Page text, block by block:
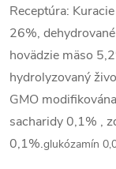
Receptúra:
26%,
hovädzie mäso
hydrolyzovaný
GMO
sacharidy 0,1% ,
0,1%.glukózamín